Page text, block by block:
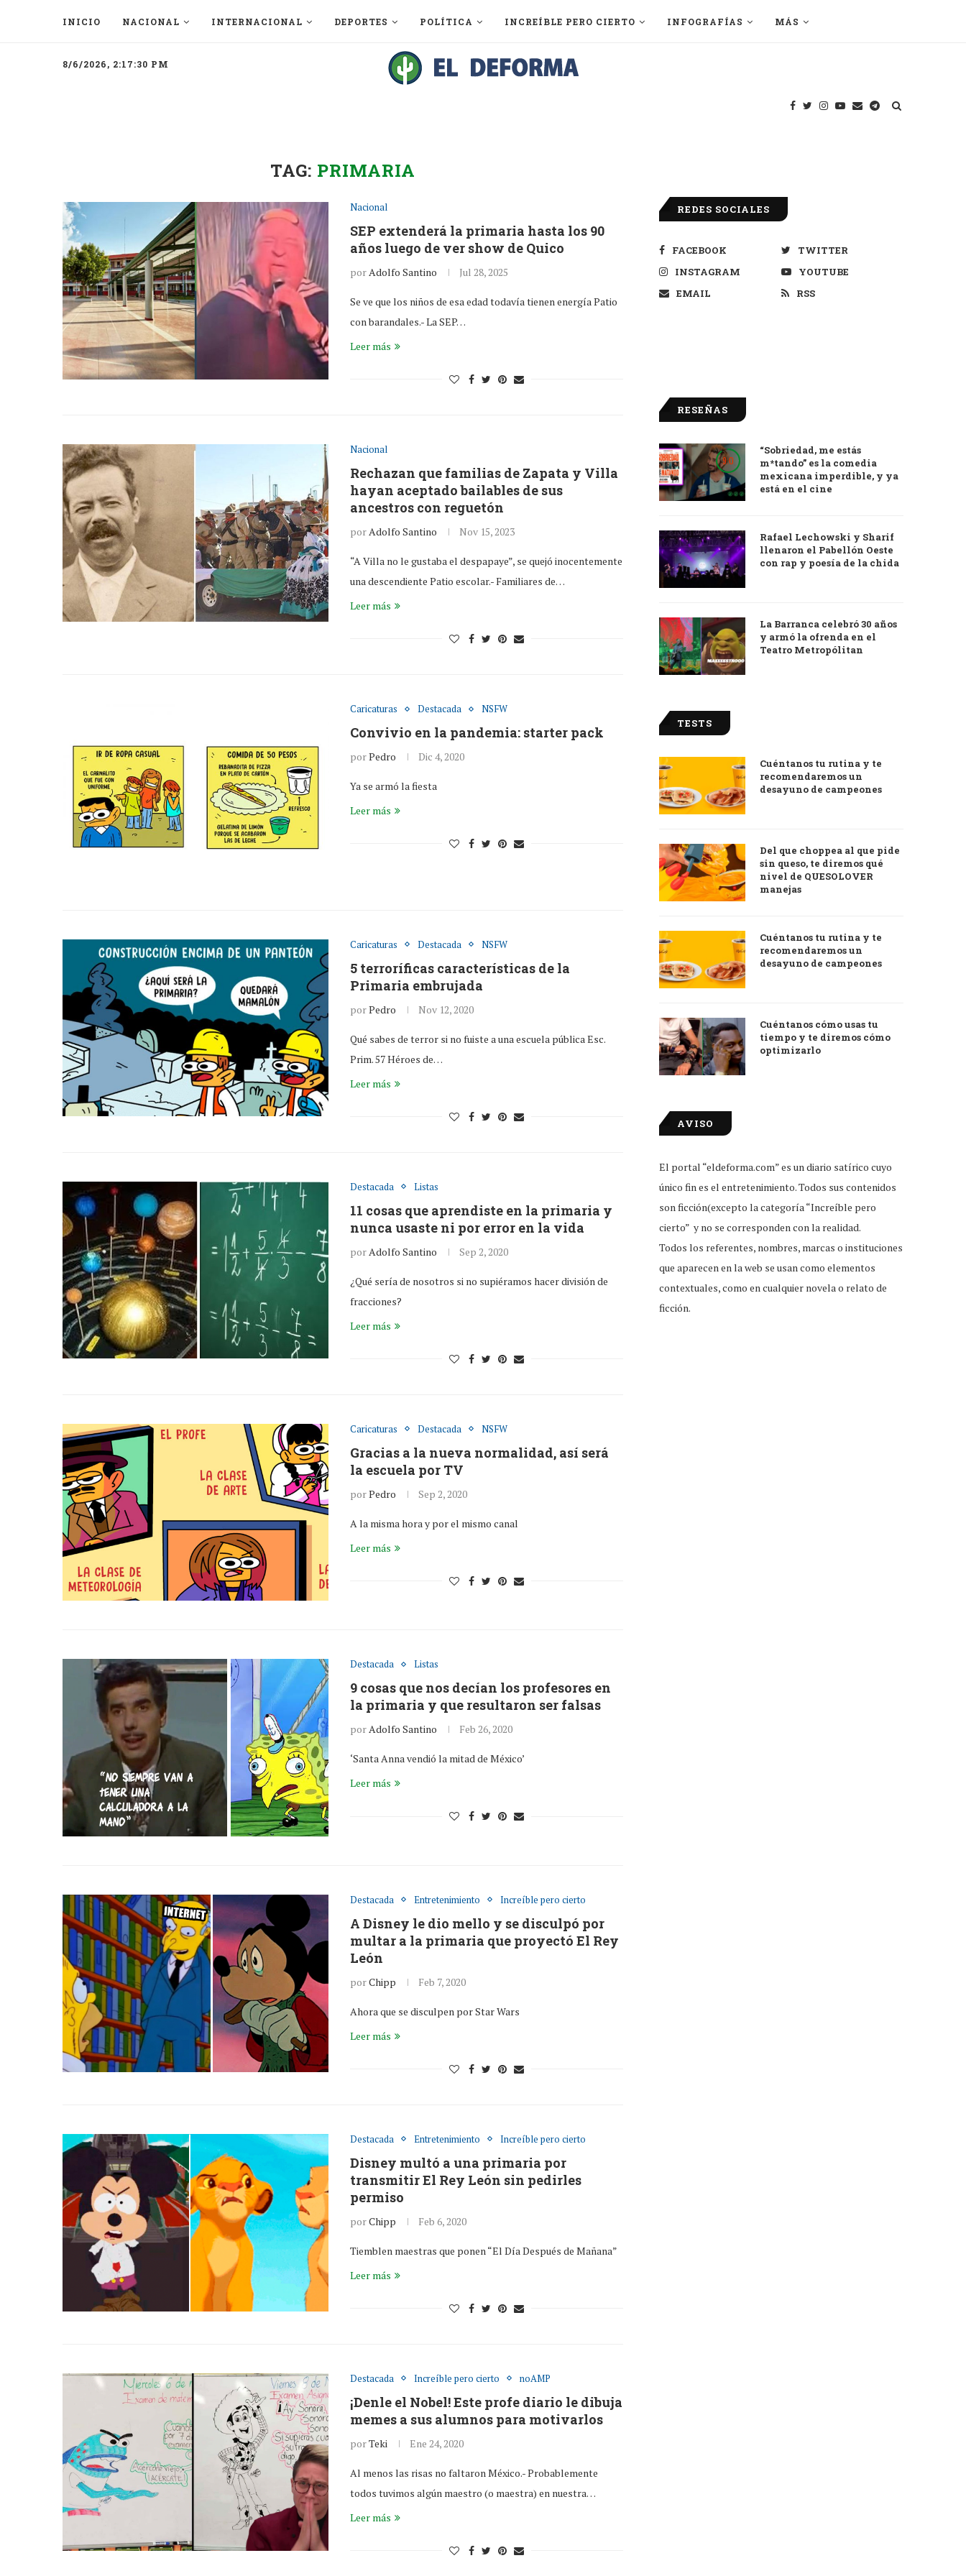
INICIO NACIONAL INTERNACIONAL DEPORTES POLÍTICA INCREÍBLE PERO CIERTO INFOGRAFÍAS MÁS
8/6/2026, 2:17:30 PM
TAG: PRIMARIA
Nacional
SEP extenderá la primaria hasta los 90
años luego de ver show de Quico
porAdolfo Santino Jul 28, 2025
Se ve que los niños de esa edad todavía tienen energía Patio
con barandales.- La SEP…
Leer más
Nacional
Rechazan que familias de Zapata y Villa
hayan aceptado bailables de sus
ancestros con reguetón
porAdolfo Santino Nov 15, 2023
“A Villa no le gustaba el despapaye”, se quejó inocentemente
una descendiente Patio escolar.- Familiares de…
Leer más
Caricaturas Destacada NSFW
Convivio en la pandemia: starter pack
porPedro Dic 4, 2020
Ya se armó la fiesta
Leer más
Caricaturas Destacada NSFW
5 terroríficas características de la
Primaria embrujada
porPedro Nov 12, 2020
Qué sabes de terror si no fuiste a una escuela pública Esc.
Prim. 57 Héroes de…
Leer más
Destacada Listas
11 cosas que aprendiste en la primaria y
nunca usaste ni por error en la vida
por Adolfo Santino Sep 2, 2020
¿Qué sería de nosotros si no supiéramos hacer división de
fracciones?
Leer más
Caricaturas Destacada NSFW
Gracias a la nueva normalidad, así será
la escuela por TV
porPedro Sep 2, 2020
A la misma hora y por el mismo canal
Leer más
Destacada Listas
9 cosas que nos decían los profesores en
la primaria y que resultaron ser falsas
porAdolfo Santino Feb 26, 2020
‘Santa Anna vendió la mitad de México’
Leer más
Destacada Entretenimiento Increíble pero cierto
A Disney le dio mello y se disculpó por
multar a la primaria que proyectó El Rey
León
porChipp Feb 7, 2020
Ahora que se disculpen por Star Wars
Leer más
Destacada Entretenimiento Increíble pero cierto
Disney multó a una primaria por
transmitir El Rey León sin pedirles
permiso
porChipp Feb 6, 2020
Tiemblen maestras que ponen “El Día Después de Mañana”
Leer más
Destacada Increíble pero cierto noAMP
¡Denle el Nobel! Este profe diario le dibuja
memes a sus alumnos para motivarlos
porTeki Ene 24, 2020
Al menos las risas no faltaron México.- Probablemente
todos tuvimos algún maestro (o maestra) en nuestra…
Leer más
REDES SOCIALES
FACEBOOK
TWITTER
INSTAGRAM
YOUTUBE
EMAIL
RSS
RESEÑAS
9.0
“Sobriedad, me estás
m*tando” es la comedia
mexicana imperdible, y ya
está en el cine
Rafael Lechowski y Sharif
llenaron el Pabellón Oeste
con rap y poesía de la chida
La Barranca celebró 30 años
y armó la ofrenda en el
Teatro Metropólitan
TESTS
Cuéntanos tu rutina y te
recomendaremos un
desayuno de campeones
Del que choppea al que pide
sin queso, te diremos qué
nivel de QUESOLOVER
manejas
Cuéntanos tu rutina y te
recomendaremos un
desayuno de campeones
Cuéntanos cómo usas tu
tiempo y te diremos cómo
optimizarlo
AVISO
El portal “eldeforma.com” es un diario satírico cuyo
único fin es el entretenimiento. Todos sus contenidos
son ficción(excepto la categoría “Increíble pero
cierto” y no se corresponden con la realidad.
Todos los referentes, nombres, marcas o instituciones
que aparecen en la web se usan como elementos
contextuales, como en cualquier novela o relato de
ficción.